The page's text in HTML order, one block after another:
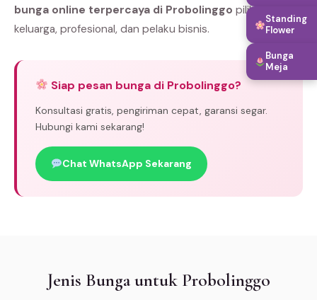
bunga online terpercaya di Probolinggo pilihan
keluarga, profesional, dan pelaku bisnis.
Siap pesan bunga di Probolinggo?
Konsultasi gratis, pengiriman cepat, garansi segar.
Hubungi kami sekarang!
Chat WhatsApp Sekarang
Jenis Bunga untuk Probolinggo
Standing
Flower
Bunga
Meja